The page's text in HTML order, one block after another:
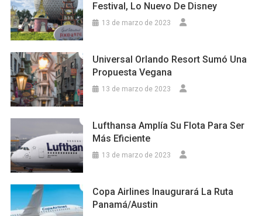
Festival, Lo Nuevo De Disney
13 de marzo de 2023
Universal Orlando Resort Sumó Una
Propuesta Vegana
13 de marzo de 2023
Lufthansa Amplía Su Flota Para Ser
Más Eficiente
13 de marzo de 2023
Copa Airlines Inaugurará La Ruta
Panamá/Austin